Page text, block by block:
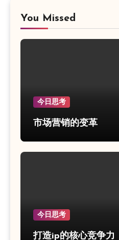
You Missed
今日思考
市场营销的变革
今日思考
打造ip的核心竞争力